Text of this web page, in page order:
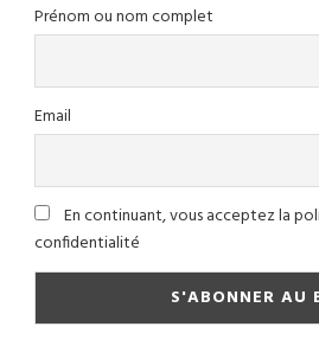
Prénom ou nom complet
Email
En continuant, vous acceptez la
confidentialité